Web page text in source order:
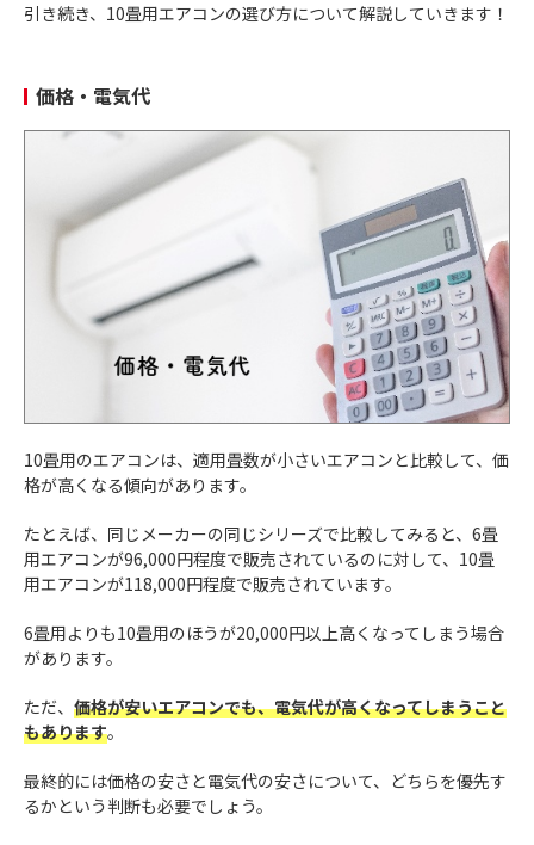
引き続き、10畳用エアコンの選び方について解説していきます！
価格・電気代
10畳用のエアコンは、適用畳数が小さいエアコンと比較して、価
格が高くなる傾向があります。
たとえば、同じメーカーの同じシリーズで比較してみると、6畳
用エアコンが96,000円程度で販売されているのに対して、10畳
用エアコンが118,000円程度で販売されています。
6畳用よりも10畳用のほうが20,000円以上高くなってしまう場合
があります。
ただ、 価格が安いエアコンでも、電気代が高くなってしまうこと
もあります。
最終的には価格の安さと電気代の安さについて、どちらを優先す
るかという判断も必要でしょう。